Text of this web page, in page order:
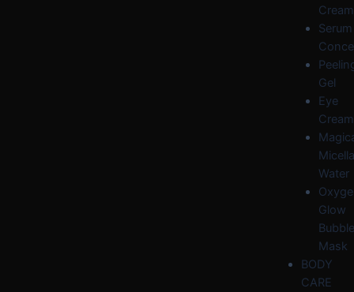
Cream
Serum
Gel
Eye
Cream
Water
Glow
Bubble
Mask
BODY
CARE